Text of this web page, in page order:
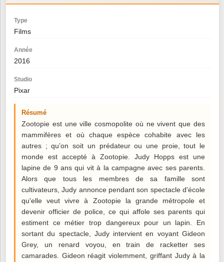
Type
Films
Année
2016
Studio
Pixar
Résumé
Zootopie est une ville cosmopolite où ne vivent que des
mammifères et où chaque espèce cohabite avec les
autres ; qu’on soit un prédateur ou une proie, tout le
monde est accepté à Zootopie. Judy Hopps est une
lapine de 9 ans qui vit à la campagne avec ses parents.
Alors que tous les membres de sa famille sont
cultivateurs, Judy annonce pendant son spectacle d'école
qu'elle veut vivre à Zootopie la grande métropole et
devenir officier de police, ce qui affole ses parents qui
estiment ce métier trop dangereux pour un lapin. En
sortant du spectacle, Judy intervient en voyant Gideon
Grey, un renard voyou, en train de racketter ses
camarades. Gideon réagit violemment, griffant Judy à la